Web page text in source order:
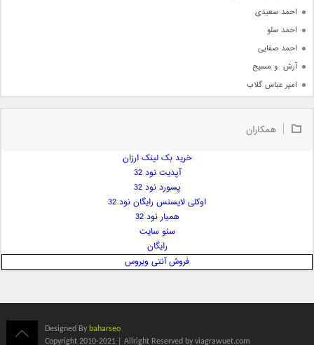
احمد سعیدی
احمد سلو
احمد صفایی
آرش  و مسیح
امیر عباس گلاب
امیر علی
ایمان غلامی
بابک جهانبخش
همکاران
خرید بک لینک ارزان
آپدیت نود 32
پسورد نود 32
اوکلی لایسنس رایگان نود 32
همیار نود 32
سئو سایت
رایگان
فروش آنتی ویروس
Designed By baharseo
Copyright 2010-2021 | Allright Reserved by viagrawuet.com